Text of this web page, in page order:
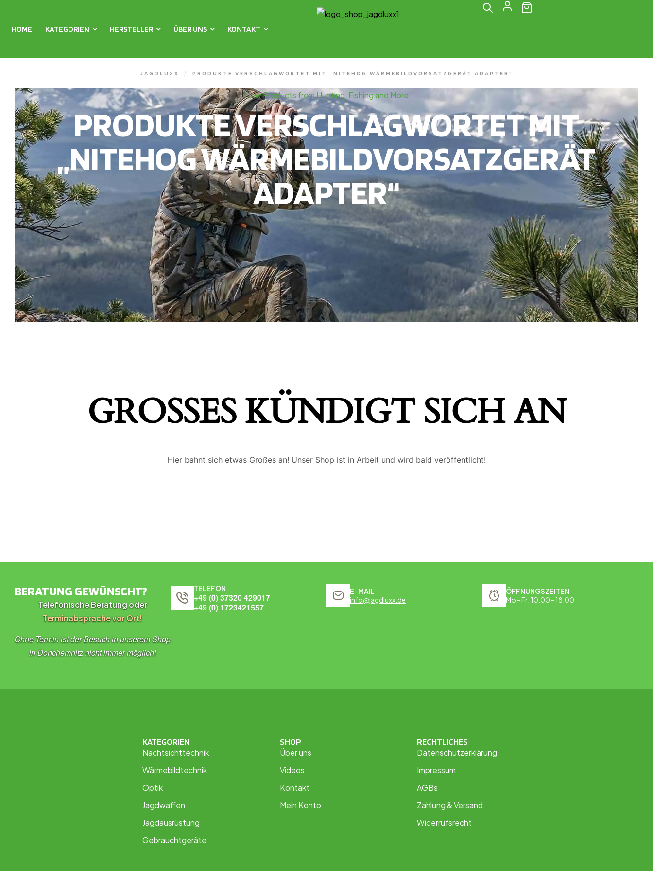
HOME KATEGORIEN HERSTELLER ÜBER UNS KONTAKT
JAGDLUXX / PRODUKTE VERSCHLAGWORTET MIT „NITEHOG WÄRMEBILDVORSATZGERÄT ADAPTER“
New Products from Hunting, Fishing and More
PRODUKTE VERSCHLAGWORTET MIT
„NITEHOG WÄRMEBILDVORSATZGERÄT
ADAPTER“
GROSSES KÜNDIGT SICH AN
Hier bahnt sich etwas Großes an! Unser Shop ist in Arbeit und wird bald veröffentlicht!
BERATUNG GEWÜNSCHT?
Telefonische Beratung oder
Terminabsprache vor Ort!
Ohne Termin ist der Besuch in unserem Shop
in Dorfchemnitz nicht immer möglich!
TELEFON
+49 (0) 37320 429017
+49 (0) 1723421557
E-MAIL
info@jagdluxx.de
ÖFFNUNGSZEITEN
Mo - Fr: 10.00 - 18.00
KATEGORIEN
Nachtsichttechnik
Wärmebildtechnik
Optik
Jagdwaffen
Jagdausrüstung
Gebrauchtgeräte
SHOP
Über uns
Videos
Kontakt
Mein Konto
RECHTLICHES
Datenschutzerklärung
Impressum
AGBs
Zahlung & Versand
Widerrufsrecht